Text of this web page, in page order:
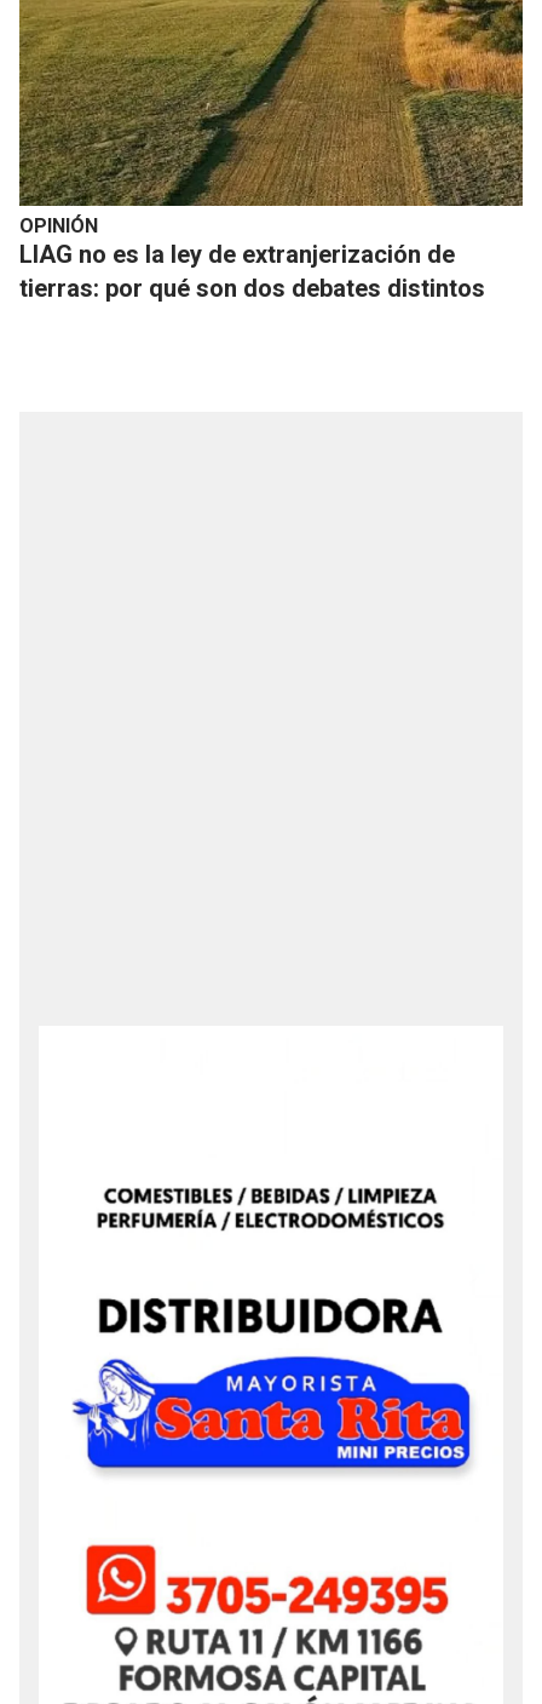
OPINIÓN
LIAG no es la ley de extranjerización de
tierras: por qué son dos debates distintos